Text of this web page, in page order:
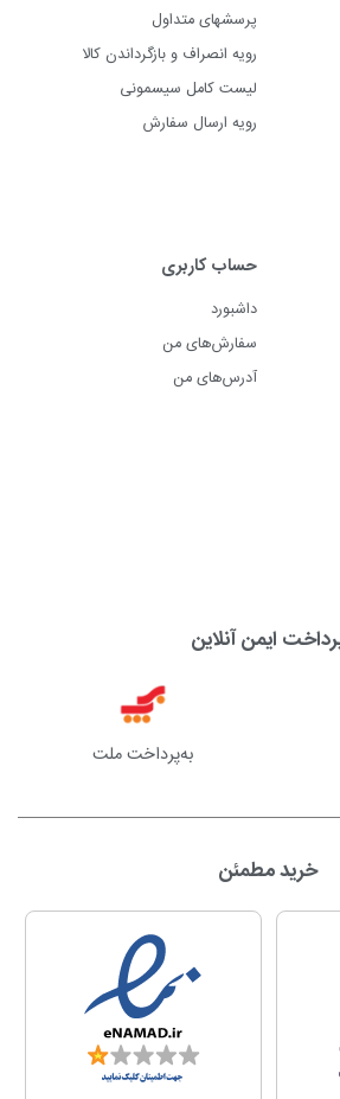
پرسشهای متداول
رویه انصراف و بازگرداندن کالا
لیست کامل سیسمونی
رویه ارسال سفارش
حساب کاربری
داشبورد
سفارش‌های من
آدرس‌های من
ایمن آنلاین
به‌پرداخت ملت
خرید مطمئن